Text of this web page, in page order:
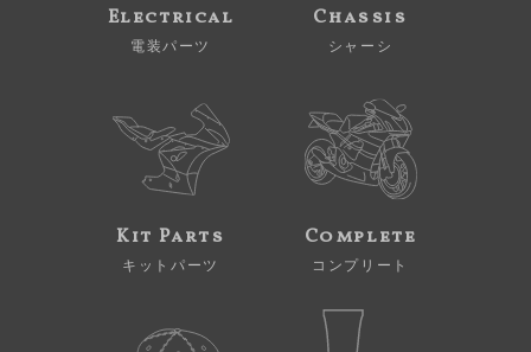
Electrical
電装パーツ
Chassis
シャーシ
Kit Parts
キットパーツ
Complete
コンプリート